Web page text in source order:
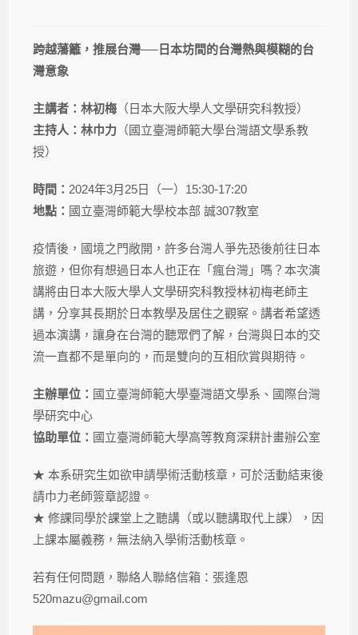
跨越藩籬，推展台灣──日本坊間的台灣熱與模糊的台
灣意象
主講者：林初梅 （日本大阪大學人文學研究科教授）
主持人：林巾力 （國立臺灣師範大學台灣語文學系教
授）
時間： 2024年3月25日（一）15:30-17:20
地點： 國立臺灣師範大學校本部 誠307教室
疫情後，國境之門敞開，許多台灣人爭先恐後前往日本
旅遊，但你有想過日本人也正在「瘋台灣」嗎？本次演
講將由日本大阪大學人文學研究科教授林初梅老師主
講，分享其長期於日本教學及居住之觀察。講者希望透
過本演講，讓身在台灣的聽眾們了解，台灣與日本的交
流一直都不是單向的，而是雙向的互相欣賞與期待。
主辦單位： 國立臺灣師範大學臺灣語文學系、國際台灣
學研究中心
協助單位： 國立臺灣師範大學高等教育深耕計畫辦公室
★ 本系研究生如欲申請學術活動核章，可於活動結束後
請巾力老師簽章認證。
★ 修課同學於課堂上之聽講（或以聽講取代上課），因
上課本屬義務，無法納入學術活動核章。
若有任何問題，聯絡人聯絡信箱：張逢恩
520mazu@gmail.com